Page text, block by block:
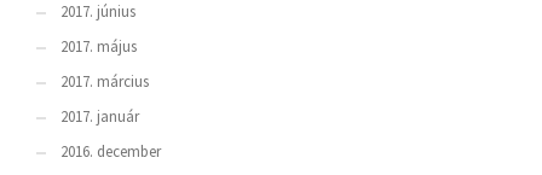
2017. június
2017. május
2017. március
2017. január
2016. december